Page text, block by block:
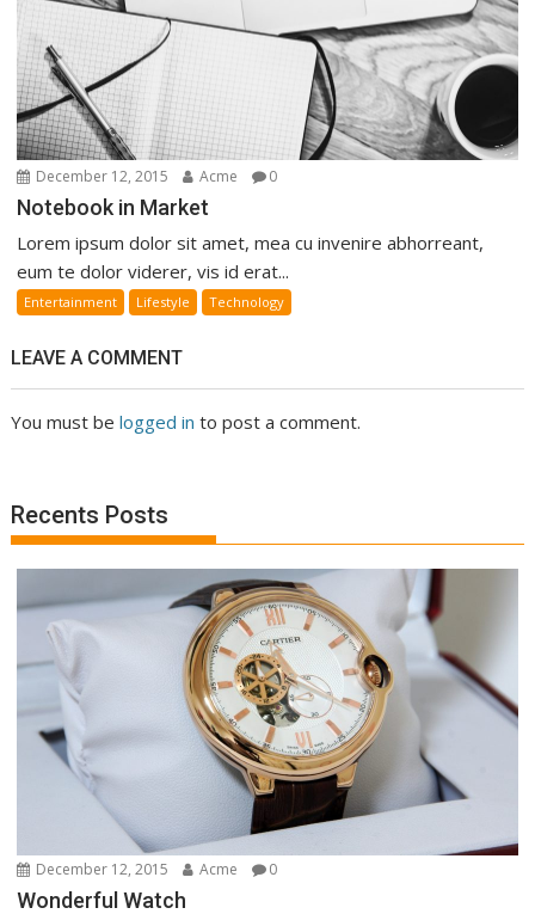
December 12, 2015 Acme 0
Notebook in Market
Lorem ipsum dolor sit amet, mea cu invenire abhorreant,
eum te dolor viderer, vis id erat...
Entertainment Lifestyle Technology
LEAVE A COMMENT
You must belogged in to post a comment.
Recents Posts
December 12, 2015 Acme 0
Wonderful Watch